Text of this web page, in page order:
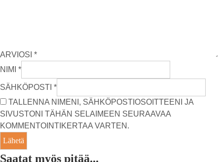
ARVIOSI *
NIMI *
SÄHKÖPOSTI *
TALLENNA NIMENI, SÄHKÖPOSTIOSOITTEENI JA
SIVUSTONI TÄHÄN SELAIMEEN SEURAAVAA
KOMMENTOINTIKERTAA VARTEN.
Saatat myös pitää...